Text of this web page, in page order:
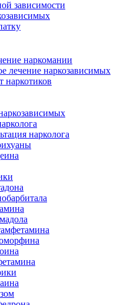
зависимости
наркомании
лечение наркозависимых
наркотиков
нарколога